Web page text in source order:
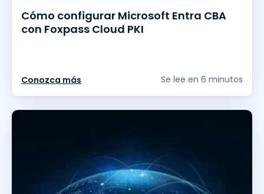
Cómo configurar Microsoft Entra CBA
con Foxpass Cloud PKI
Conozca más Se lee en 6 minutos